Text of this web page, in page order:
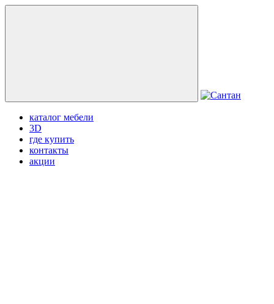
каталог мебели
3D
где купить
контакты
акции